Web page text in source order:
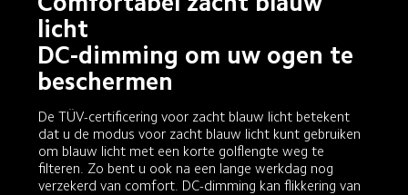
licht
DC-dimming om uw ogen te
beschermen
De TÜV-certificering voor zacht blauw licht betekent
dat u de modus voor zacht blauw licht kunt gebruiken
om blauw licht met een korte golflengte weg te
filteren. Zo bent u ook na een lange werkdag nog
verzekerd van comfort. DC-dimming kan flikkering van